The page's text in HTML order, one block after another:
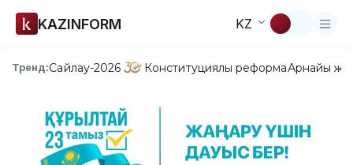
KAZINFORM KZ
Тренд:Сайлау-2026 Конституциялық реформаАрнайы